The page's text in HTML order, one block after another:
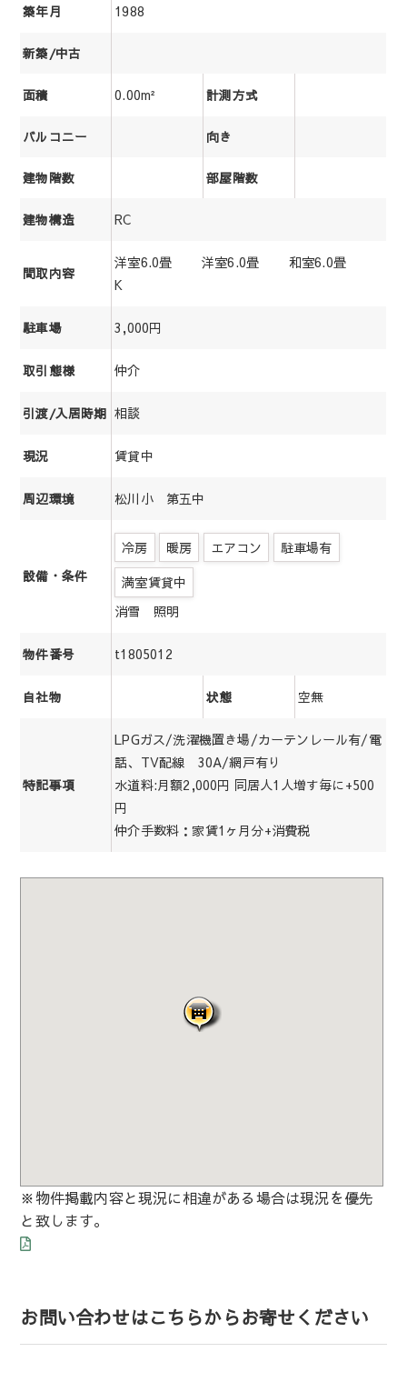
築年月 1988
新築/中古
面積 0.00m² 計測方式
バルコニー 向き
建物階数 部屋階数
建物構造 RC
間取内容
洋室6.0畳 洋室6.0畳 和室6.0畳
K
駐車場 3,000円
取引態様 仲介
引渡/入居時期 相談
現況 賃貸中
周辺環境 松川小 第五中
設備・条件
冷房 暖房 エアコン
駐車場有
満室賃貸中
消雪 照明
物件番号 t1805012
自社物 状態 空無
特記事項
LPGガス/洗濯機置き場/カーテンレール有/電
話、TV配線 30A/網戸有り
水道料:月額2,000円 同居人1人増す毎に+500
円
仲介手数料：家賃1ヶ月分+消費税
※物件掲載内容と現況に相違がある場合は現況を優先
と致します。
お問い合わせはこちらからお寄せください